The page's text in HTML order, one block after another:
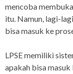
mencoba
itu. Namun, lagi-
bisa masuk ke
LPSE memiliki
apakah bisa